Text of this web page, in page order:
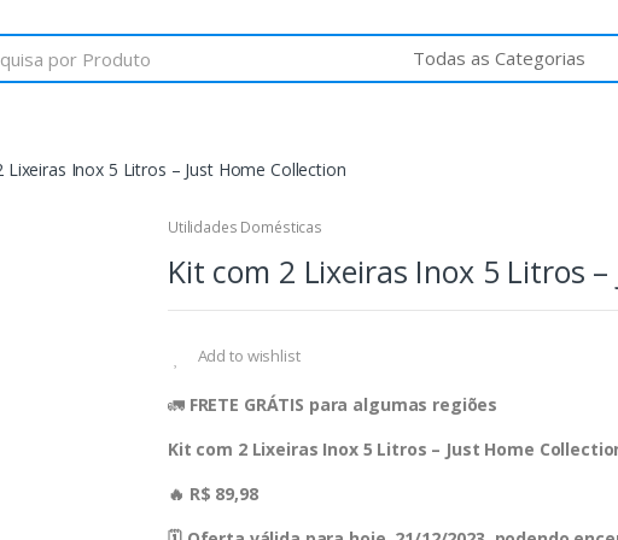
Lixeiras Inox 5 Litros – Just Home Collection
Utilidades Domésticas
Kit com 2 Lixeiras Inox 5 Litros
Add to wishlist
🚛FRETE GRÁTIS para algumas regiões
Kit com 2 Lixeiras Inox 5 Litros – Just Home
🔥 R$ 89,98